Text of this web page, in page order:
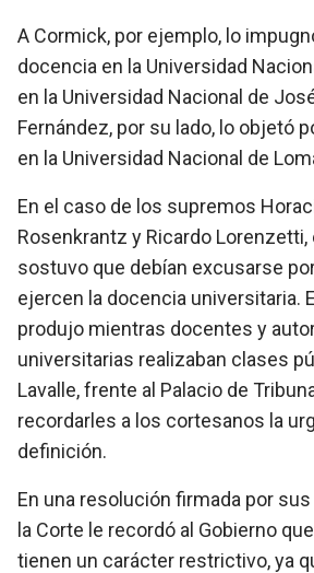
A Cormick, por ejemplo, lo
docencia en la Universidad
en la Universidad Nacional de
Fernández, por su lado, lo objetó
en la Universidad Nacional de
En el caso de los supremos
Rosenkrantz y Ricardo Lorenzetti,
sostuvo que debían excusarse
ejercen la docencia universitaria.
produjo mientras docentes y
universitarias realizaban clases
Lavalle, frente al Palacio de
recordarles a los cortesanos la
definición.
En una resolución firmada por
la Corte le recordó al Gobierno
tienen un carácter restrictivo, ya